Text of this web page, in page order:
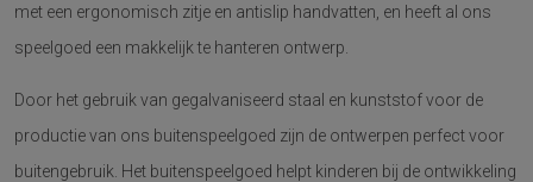
met een ergonomisch zitje en antislip handvatten, en heeft al ons
speelgoed een makkelijk te hanteren ontwerp.
Door het gebruik van gegalvaniseerd staal en kunststof voor de
productie van ons buitenspeelgoed zijn de ontwerpen perfect voor
buitengebruik. Het buitenspeelgoed helpt kinderen bij de ontwikkeling